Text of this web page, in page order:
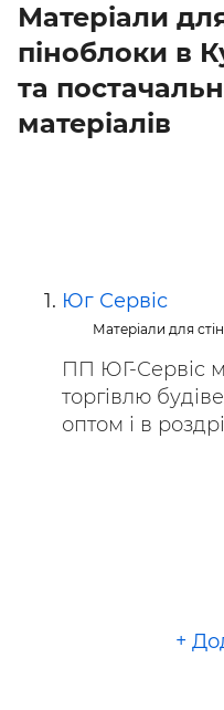
Матеріали
піноблоки в
та
матеріалів
Юг Сервіс
Матеріали для
ПП ЮГ-Сервіс
торгівлю
оптом і в
+